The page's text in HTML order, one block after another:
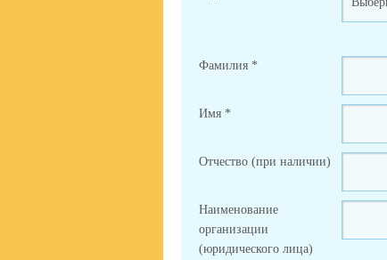
Фамилия *
Имя *
Отчество (при наличии)
Наименование
организации
(юридического лица)